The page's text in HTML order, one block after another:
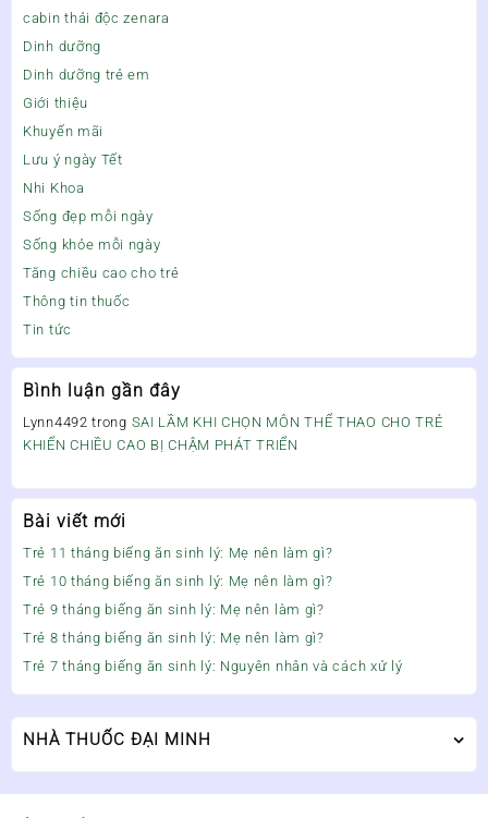
cabin thải độc zenara
Dinh dưỡng
Dinh dưỡng trẻ em
Giới thiệu
Khuyến mãi
Lưu ý ngày Tết
Nhi Khoa
Sống đẹp mỗi ngày
Sống khỏe mỗi ngày
Tăng chiều cao cho trẻ
Thông tin thuốc
Tin tức
Bình luận gần đây
Lynn4492 trong SAI LẦM KHI CHỌN MÔN THỂ THAO CHO TRẺ
KHIẾN CHIỀU CAO BỊ CHẬM PHÁT TRIỂN
Bài viết mới
Trẻ 11 tháng biếng ăn sinh lý: Mẹ nên làm gì?
Trẻ 10 tháng biếng ăn sinh lý: Mẹ nên làm gì?
Trẻ 9 tháng biếng ăn sinh lý: Mẹ nên làm gì?
Trẻ 8 tháng biếng ăn sinh lý: Mẹ nên làm gì?
Trẻ 7 tháng biếng ăn sinh lý: Nguyên nhân và cách xử lý
NHÀ THUỐC ĐẠI MINH